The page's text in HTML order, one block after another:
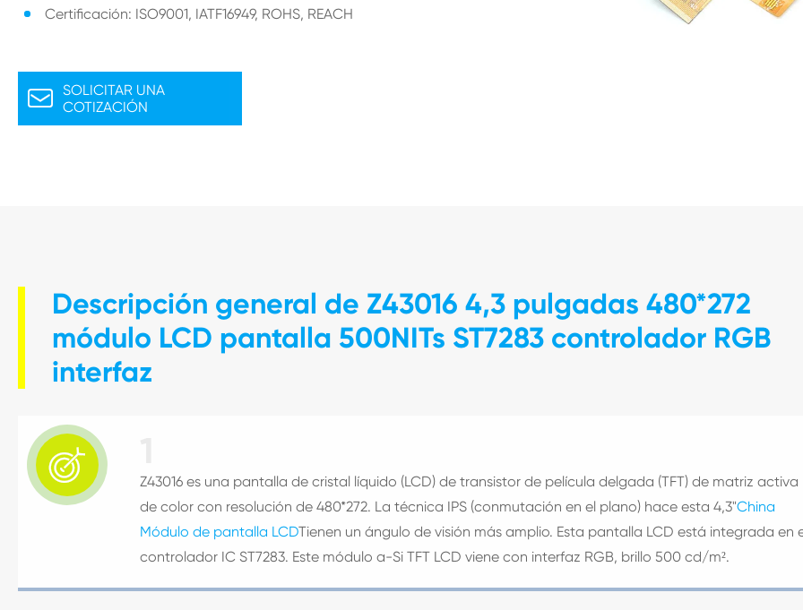
Certificación: ISO9001, IATF16949, ROHS, REACH
 SOLICITAR UNA
COTIZACIÓN
Descripción general de Z43016 4,3 pulgadas 480*272
módulo LCD pantalla 500NITs ST7283 controlador RGB
interfaz

Z43016 es una pantalla de cristal líquido (LCD) de transistor de película delgada (TFT) de matriz activa
de color con resolución de 480*272. La técnica IPS (conmutación en el plano) hace esta 4,3"China
Módulo de pantalla LCDTienen un ángulo de visión más amplio. Esta pantalla LCD está integrada en
controlador IC ST7283. Este módulo a-Si TFT LCD viene con interfaz RGB, brillo 500 cd/m².